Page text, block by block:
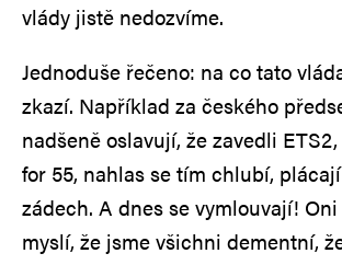
vlády jistě nedozvíme.
Jednoduše řečeno: na co tato
zkazí. Například za českého
nadšeně oslavují, že zavedli
for 55, nahlas se tím chlubí,
zádech. A dnes se vymlouvají!
myslí, že jsme všichni dementní,